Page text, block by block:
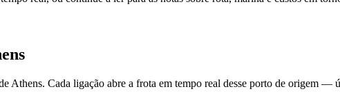
Athens. Cada ligação abre a frota em tempo real desse porto de origem —